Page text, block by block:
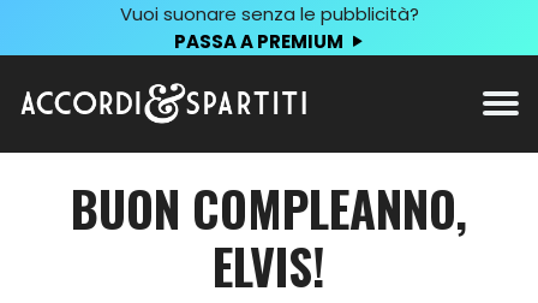
Vuoi suonare senza le pubblicità?
PASSA A PREMIUM
BUON COMPLEANNO,
ELVIS!